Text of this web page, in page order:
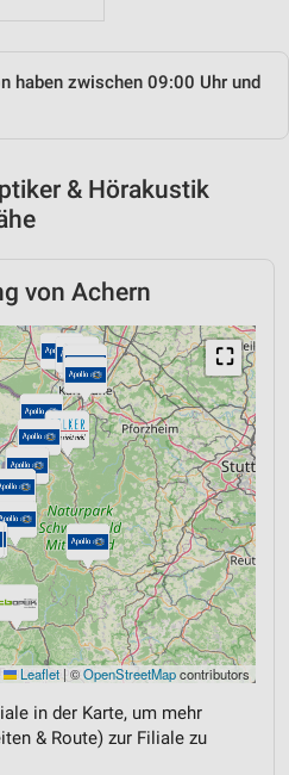
haben zwischen 09:00 Uhr und
& Hörakustik
von Achern
⛶
Leaflet | ©OpenStreetMapcontributors
in der Karte, um mehr
& Route) zur Filiale zu